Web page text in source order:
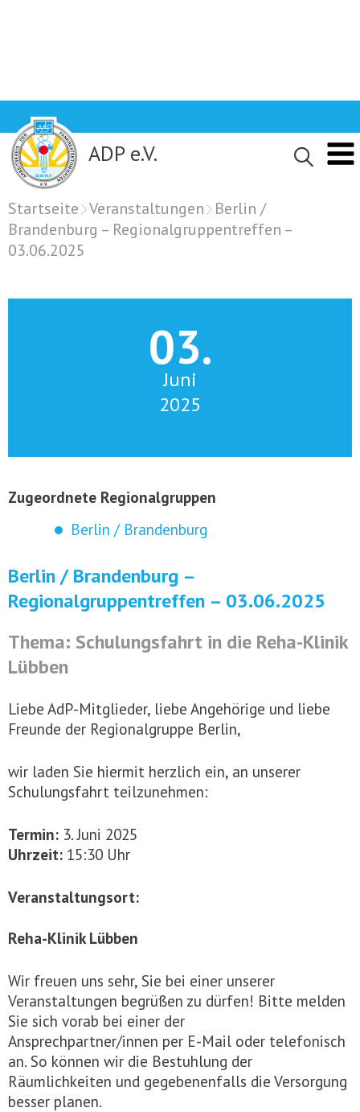
to
content
ADP e.V.
Startseite Veranstaltungen
Berlin /
Brandenburg – Regionalgruppentreffen –
03.06.2025
03.
Juni
2025
Zugeordnete Regionalgruppen
Berlin / Brandenburg
Berlin / Brandenburg –
Regionalgruppentreffen – 03.06.2025
Thema: Schulungsfahrt in die Reha-Klinik
Lübben
Liebe AdP-Mitglieder, liebe Angehörige und liebe
Freunde der Regionalgruppe Berlin,
wir laden Sie hiermit herzlich ein, an unserer
Schulungsfahrt teilzunehmen:
Termin: 3. Juni 2025
Uhrzeit: 15:30 Uhr
Veranstaltungsort:
Reha-Klinik Lübben
Wir freuen uns sehr, Sie bei einer unserer
Veranstaltungen begrüßen zu dürfen! Bitte melden
Sie sich vorab bei einer der
Ansprechpartner/innen per E-Mail oder telefonisch
an. So können wir die Bestuhlung der
Räumlichkeiten und gegebenenfalls die Versorgung
besser planen.